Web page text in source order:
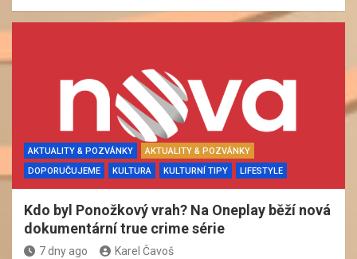
AKTUALITY & POZVÁNKY
AKTUALITY & POZVÁNKY
DOPORUČUJEME
KULTURA KULTURNÍ TIPY LIFESTYLE
Kdo byl Ponožkový vrah? Na Oneplay běží nová
dokumentární true crime série
7 dny ago Karel Čavoš